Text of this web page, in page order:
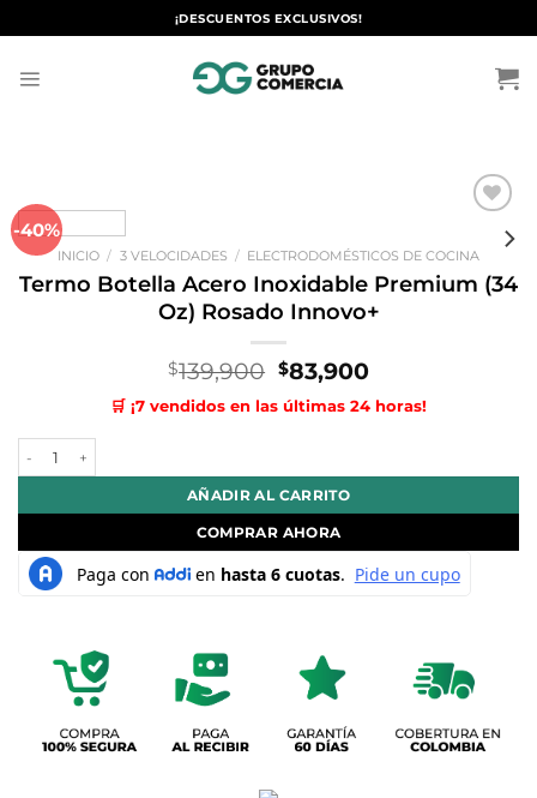
al
¡DESCUENTOS EXCLUSIVOS!
-40%
Añadir
lista de
deseos
INICIO / 3 VELOCIDADES / ELECTRODOMÉSTICOS DE COCINA
Termo Botella Acero Inoxidable Premium (34
Oz) Rosado Innovo+
$139,900 El
precio
original
$83,900El
precio
actual
🛒 ¡7 vendidos en las últimas 24 horas!
AÑADIR AL CARRITO
COMPRAR AHORA